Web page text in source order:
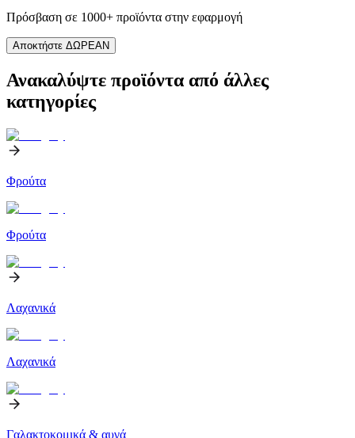
Πρόσβαση σε 1000+ προϊόντα στην εφαρμογή
Αποκτήστε ΔΩΡΕΑΝ
Ανακαλύψτε προϊόντα από άλλες
κατηγορίες
Φρούτα
Φρούτα
Λαχανικά
Λαχανικά
Γαλακτοκομικά & αυγά